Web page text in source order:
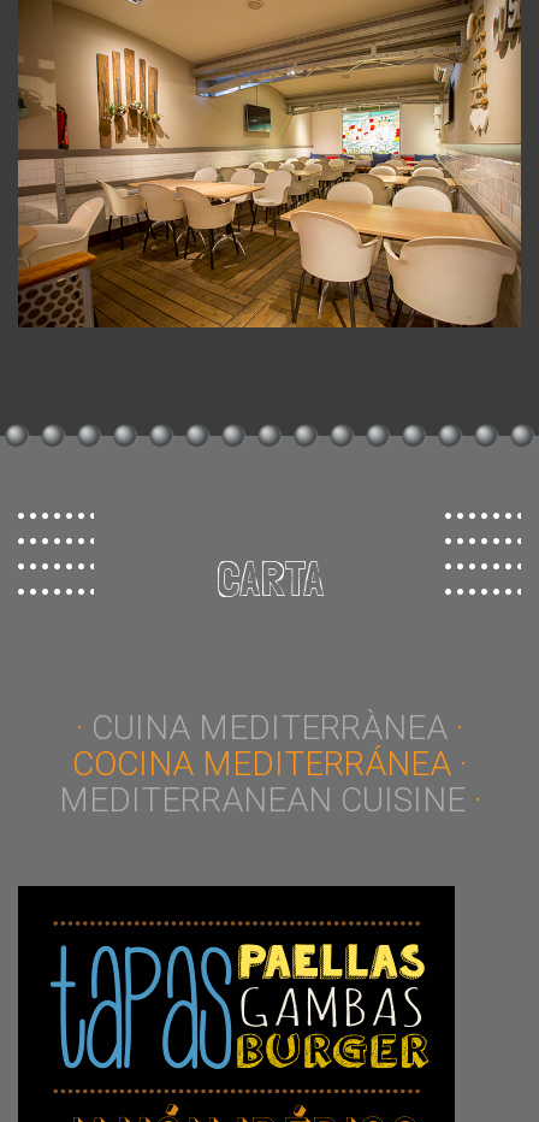
CARTA
· CUINA MEDITERRÀNEA ·
COCINA MEDITERRÁNEA ·
MEDITERRANEAN CUISINE ·